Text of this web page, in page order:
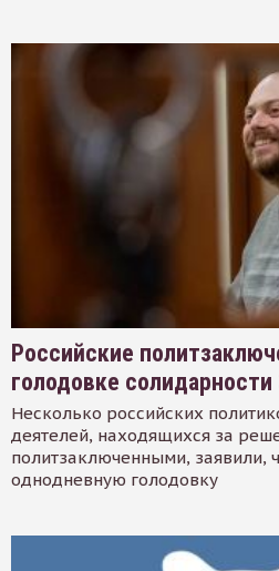
Российские
голодовке солидарности
Несколько российских
деятелей, находящихся за
политзаключенными, заявили,
однодневную голодовку